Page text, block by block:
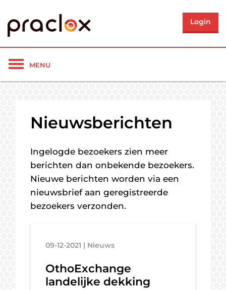
Login
Toon/verberg
MENU
Nieuwsberichten
Ingelogde bezoekers zien meer
berichten dan onbekende bezoekers.
Nieuwe berichten worden via een
nieuwsbrief aan geregistreerde
bezoekers verzonden.
09-12-2021 | Nieuws
OthoExchange
landelijke dekking